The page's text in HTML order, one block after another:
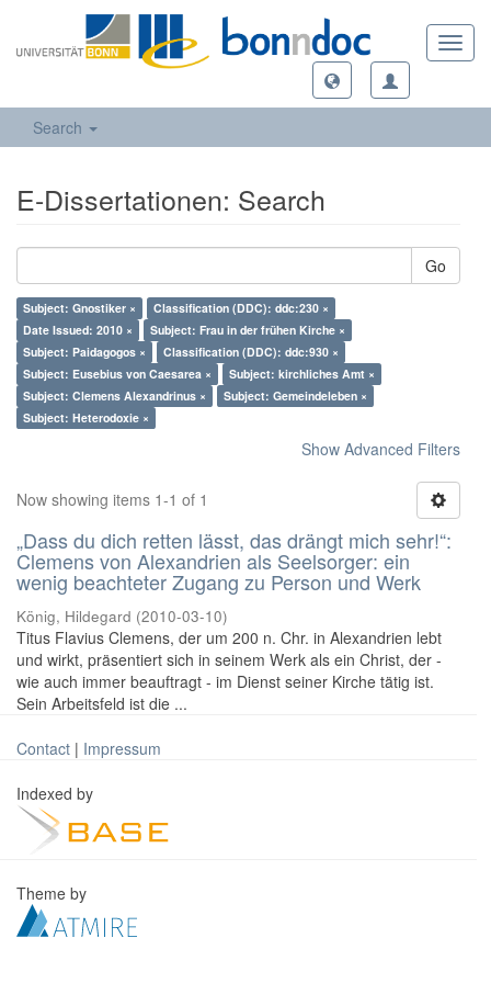
Search
E-Dissertationen: Search
Go
Subject: Gnostiker ×
Classification (DDC): ddc:230 ×
Date Issued: 2010 ×
Subject: Frau in der frühen Kirche ×
Subject: Paidagogos ×
Classification (DDC): ddc:930 ×
Subject: Eusebius von Caesarea ×
Subject: kirchliches Amt ×
Subject: Clemens Alexandrinus ×
Subject: Gemeindeleben ×
Subject: Heterodoxie ×
Show Advanced Filters
Now showing items 1-1 of 1
„Dass du dich retten lässt, das drängt mich sehr!“:
Clemens von Alexandrien als Seelsorger: ein
wenig beachteter Zugang zu Person und Werk
König, Hildegard (2010-03-10)
Titus Flavius Clemens, der um 200 n. Chr. in Alexandrien lebt
und wirkt, präsentiert sich in seinem Werk als ein Christ, der -
wie auch immer beauftragt - im Dienst seiner Kirche tätig ist.
Sein Arbeitsfeld ist die ...
Contact | Impressum
Indexed by
Theme by